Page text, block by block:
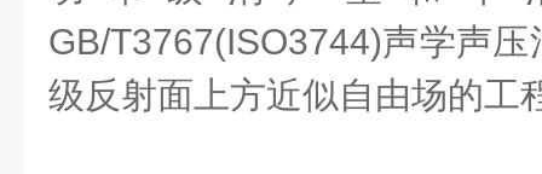
GB/T3767(ISO3744)声学声
级反射面上方近似自由场的工